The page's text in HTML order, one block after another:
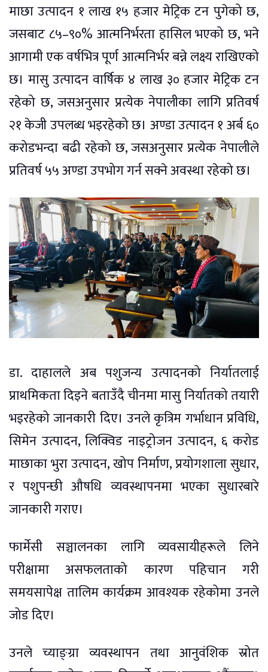
माछा उत्पादन १ लाख १५ हजार मेट्रिक टन पुगेको छ,
जसबाट ८५–९०% आत्मनिर्भरता हासिल भएको छ, भने
आगामी एक वर्षभित्र पूर्ण आत्मनिर्भर बन्ने लक्ष्य राखिएको
छ। मासु उत्पादन वार्षिक ४ लाख ३० हजार मेट्रिक टन
रहेको छ, जसअनुसार प्रत्येक नेपालीका लागि प्रतिवर्ष
२१ केजी उपलब्ध भइरहेको छ। अण्डा उत्पादन १ अर्ब ६०
करोडभन्दा बढी रहेको छ, जसअनुसार प्रत्येक नेपालीले
प्रतिवर्ष ५५ अण्डा उपभोग गर्न सक्ने अवस्था रहेको छ।
डा. दाहालले अब पशुजन्य उत्पादनको निर्यातलाई
प्राथमिकता दिइने बताउँदै चीनमा मासु निर्यातको तयारी
भइरहेको जानकारी दिए। उनले कृत्रिम गर्भाधान प्रविधि,
सिमेन उत्पादन, लिक्विड नाइट्रोजन उत्पादन, ६ करोड
माछाका भुरा उत्पादन, खोप निर्माण, प्रयोगशाला सुधार,
र पशुपन्छी औषधि व्यवस्थापनमा भएका सुधारबारे
जानकारी गराए।
फार्मेसी सञ्चालनका लागि व्यवसायीहरूले लिने
परीक्षामा असफलताको कारण पहिचान गरी
समयसापेक्ष तालिम कार्यक्रम आवश्यक रहेकोमा उनले
जोड दिए।
उनले च्याङ्ग्रा व्यवस्थापन तथा आनुवंशिक स्रोत